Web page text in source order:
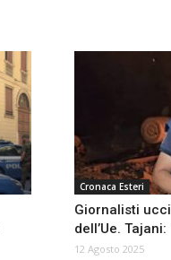
Cronaca Esteri
Giornalisti
dell’Ue.
12 Agosto 2025